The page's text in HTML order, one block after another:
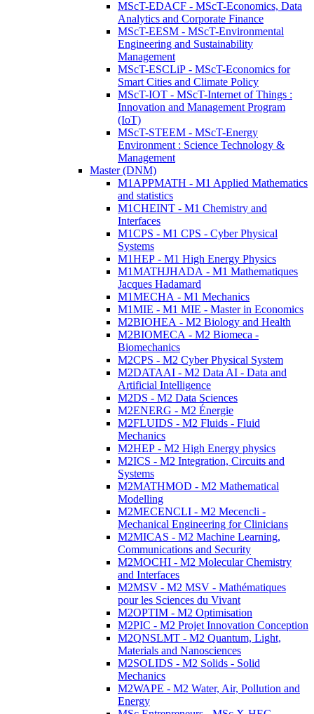
MScT-EDACF - MScT-Economics, Data
Analytics and Corporate Finance
MScT-EESM - MScT-Environmental
Engineering and Sustainability
Management
MScT-ESCLiP - MScT-Economics for
Smart Cities and Climate Policy
MScT-IOT - MScT-Internet of Things :
Innovation and Management Program
(IoT)
MScT-STEEM - MScT-Energy
Environment : Science Technology &
Management
Master (DNM)
M1APPMATH - M1 Applied Mathematics
and statistics
M1CHEINT - M1 Chemistry and
Interfaces
M1CPS - M1 CPS - Cyber Physical
Systems
M1HEP - M1 High Energy Physics
M1MATHJHADA - M1 Mathematiques
Jacques Hadamard
M1MECHA - M1 Mechanics
M1MIE - M1 MIE - Master in Economics
M2BIOHEA - M2 Biology and Health
M2BIOMECA - M2 Biomeca -
Biomechanics
M2CPS - M2 Cyber Physical System
M2DATAAI - M2 Data AI - Data and
Artificial Intelligence
M2DS - M2 Data Sciences
M2ENERG - M2 Énergie
M2FLUIDS - M2 Fluids - Fluid
Mechanics
M2HEP - M2 High Energy physics
M2ICS - M2 Integration, Circuits and
Systems
M2MATHMOD - M2 Mathematical
Modelling
M2MECENCLI - M2 Mecencli -
Mechanical Engineering for Clinicians
M2MICAS - M2 Machine Learning,
Communications and Security
M2MOCHI - M2 Molecular Chemistry
and Interfaces
M2MSV - M2 MSV - Mathématiques
pour les Sciences du Vivant
M2OPTIM - M2 Optimisation
M2PIC - M2 Projet Innovation Conception
M2QNSLMT - M2 Quantum, Light,
Materials and Nanosciences
M2SOLIDS - M2 Solids - Solid
Mechanics
M2WAPE - M2 Water, Air, Pollution and
Energy